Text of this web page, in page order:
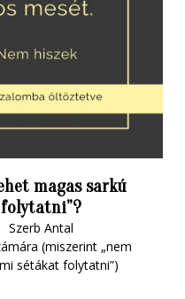
magas sarkú
Szerb Antal
(miszerint „nem
sétákat folytatni”)